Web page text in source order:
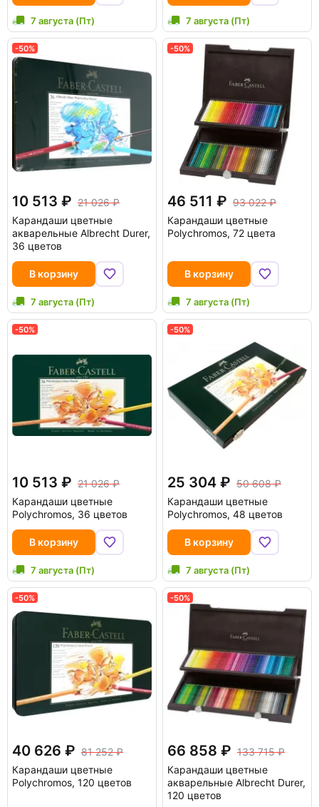
7 августа (Пт) 7 августа (Пт)
-50%
10 513
21 026
Карандаши цветные
акварельные Albrecht Durer,
36 цветов
В корзину
7 августа (Пт)
-50%
46 511
93 022
Карандаши цветные
Polychromos, 72 цвета
В корзину
7 августа (Пт)
-50%
10 513
21 026
Карандаши цветные
Polychromos, 36 цветов
В корзину
7 августа (Пт)
-50%
25 304
50 608
Карандаши цветные
Polychromos, 48 цветов
В корзину
7 августа (Пт)
-50%
40 626
81 252
Карандаши цветные
Polychromos, 120 цветов
-50%
66 858
133 715
Карандаши цветные
акварельные Albrecht Durer,
120 цветов